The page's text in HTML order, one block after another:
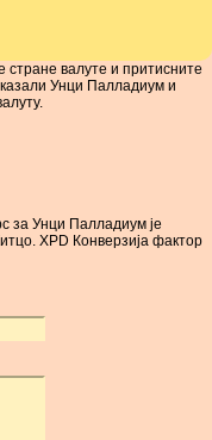
стране валуте и притисните
Унци Палладиум и
за Унци Палладиум је
XPD Конверзија фактор